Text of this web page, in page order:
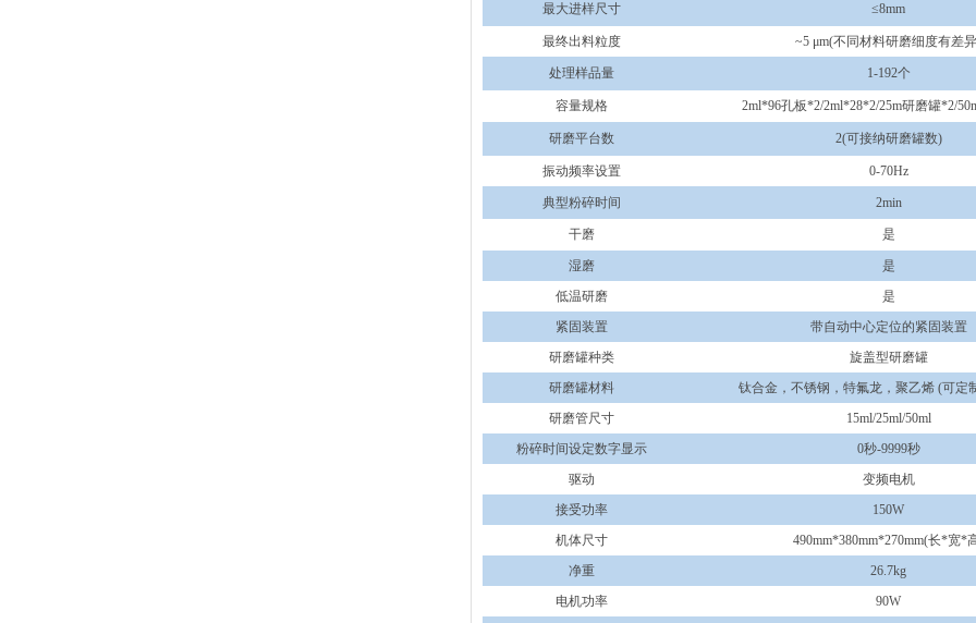
最大进样尺寸 ≤8mm
最终出料粒度 ~5 μm(不同材料研磨细度有差
处理样品量 1-192个
容量规格 2ml*96孔板*2/2ml*28*2/25m研磨罐*2/
研磨平台数 2(可接纳研磨罐数)
振动频率设置 0-70Hz
典型粉碎时间 2min
干磨 是
湿磨
是
低温研磨
是
紧固装置
带自动中心定位的紧固装置
研磨罐种类
旋盖型研磨罐
研磨罐材料
钛合金，不锈钢，特氟龙，聚乙烯 (可定
研磨管尺寸
15ml/25ml/50ml
粉碎时间设定数字显示
0秒-9999秒
驱动
变频电机
接受功率
150W
机体尺寸
490mm*380mm*270mm(长*宽*
净重
26.7kg
电机功率
90W